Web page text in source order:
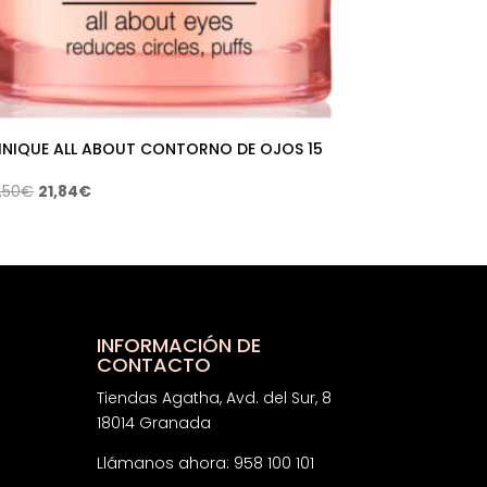
ALL ABOUT CONTORNO DE OJOS 15
€ El
era:
21,84€El
es:
INFORMACIÓN DE
CONTACTO
Tiendas Agatha, Avd. del Sur, 8
18014 Granada
Llámanos ahora: 958 100 101